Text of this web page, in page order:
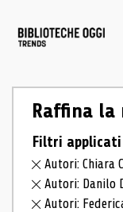
Raffina la
Filtri applicati
Autori: Chiara
Autori: Danilo
Autori: